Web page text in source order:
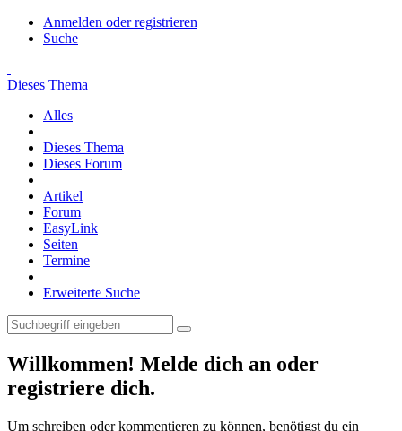
Anmelden oder registrieren
Suche
Dieses Thema
Alles
Dieses Thema
Dieses Forum
Artikel
Forum
EasyLink
Seiten
Termine
Erweiterte Suche
Willkommen! Melde dich an oder
registriere dich.
Um schreiben oder kommentieren zu können, benötigst du ein